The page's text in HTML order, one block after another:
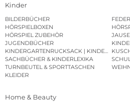
Kinder
BILDERBÜCHER
HÖRSPIELBOXEN
HÖRSPIEL ZUBEHÖR
JUGENDBÜCHER
KINDERGARTENRUCKSACK |
SACHBÜCHER & KINDERLEXIKA
TURNBEUTEL & SPORTTASCHEN
KLEIDER
Home & Beauty